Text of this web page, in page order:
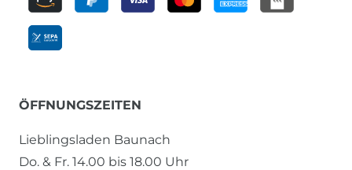
ÖFFNUNGSZEITEN
Lieblingsladen Baunach
Do. & Fr. 14.00 bis 18.00 Uhr